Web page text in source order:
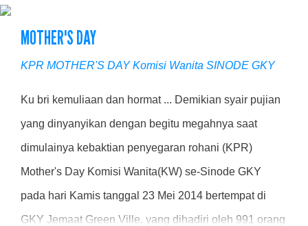
MOTHER'S DAY
KPR MOTHER'S DAY Komisi Wanita SINODE GKY
Ku bri kemuliaan dan hormat ... Demikian syair pujian
yang dinyanyikan dengan begitu megahnya saat
dimulainya kebaktian penyegaran rohani (KPR)
Mother's Day Komisi Wanita(KW) se-Sinode GKY
pada hari Kamis tanggal 23 Mei 2014 bertempat di
GKY Jemaat Green Ville, yang dihadiri oleh 991 orang